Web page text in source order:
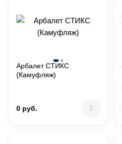
Арбалет СТИКС
(Камуфляж)
0 руб.